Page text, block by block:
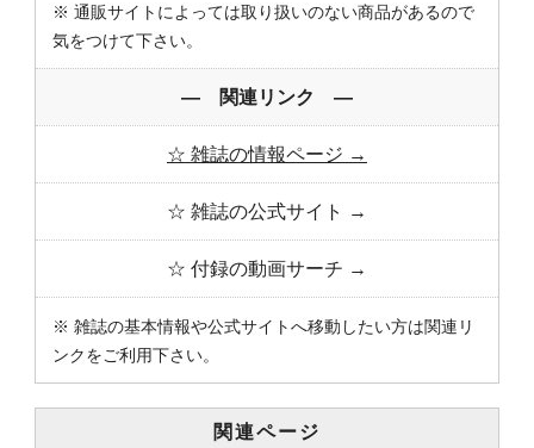
※ 通販サイトによっては取り扱いのない商品があるので
気をつけて下さい。
― 関連リンク ―
☆ 雑誌の情報ページ →
☆ 雑誌の公式サイト →
☆ 付録の動画サーチ →
※ 雑誌の基本情報や公式サイトへ移動したい方は関連リ
ンクをご利用下さい。
関連ページ